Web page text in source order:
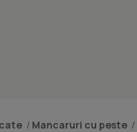
/ Mancaruri cu peste /